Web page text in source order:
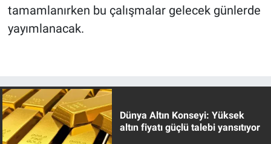
tamamlanırken bu çalışmalar gelecek günlerde
yayımlanacak.
Dünya Altın Konseyi: Yüksek
altın fiyatı güçlü talebi yansıtıyor